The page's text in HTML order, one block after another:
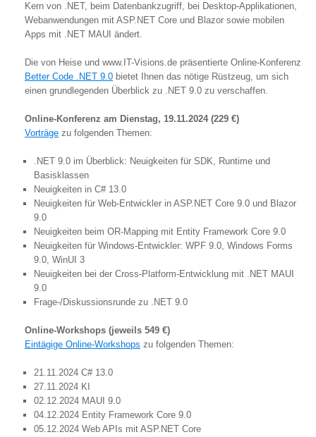
Kern von .NET, beim Datenbankzugriff, bei Desktop-Applikationen,
Webanwendungen mit ASP.NET Core und Blazor sowie mobilen
Apps mit .NET MAUI ändert.
Die von Heise und www.IT-Visions.de präsentierte Online-Konferenz
Better Code .NET 9.0 bietet Ihnen das nötige Rüstzeug, um sich
einen grundlegenden Überblick zu .NET 9.0 zu verschaffen.
Online-Konferenz am Dienstag, 19.11.2024 (229 €)
Vorträge zu folgenden Themen:
.NET 9.0 im Überblick: Neuigkeiten für SDK, Runtime und
Basisklassen
Neuigkeiten in C# 13.0
Neuigkeiten für Web-Entwickler in ASP.NET Core 9.0 und Blazor
9.0
Neuigkeiten beim OR-Mapping mit Entity Framework Core 9.0
Neuigkeiten für Windows-Entwickler: WPF 9.0, Windows Forms
9.0, WinUI 3
Neuigkeiten bei der Cross-Platform-Entwicklung mit .NET MAUI
9.0
Frage-/Diskussionsrunde zu .NET 9.0
Online-Workshops (jeweils 549 €)
Eintägige Online-Workshops zu folgenden Themen:
21.11.2024 C# 13.0
27.11.2024 KI
02.12.2024 MAUI 9.0
04.12.2024 Entity Framework Core 9.0
05.12.2024 Web APIs mit ASP.NET Core